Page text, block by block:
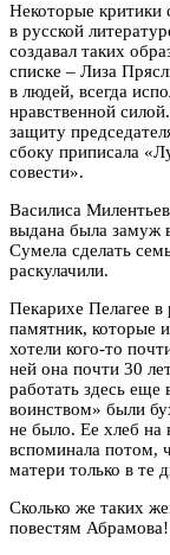
Некоторые критики
в русской
создавал таких
списке – Лиза
в людей, всегда
нравственной
защиту
сбоку приписала
совести».
Василиса
выдана была замуж
Сумела сделать
раскулачили.
Пекарихе Пелагее в
памятник, которые
хотели кого-то
ней она почти 30
работать здесь еще
воинством» были
не было. Ее хлеб на
вспоминала потом,
матери только в те
Сколько же таких
повестям Абрамова!